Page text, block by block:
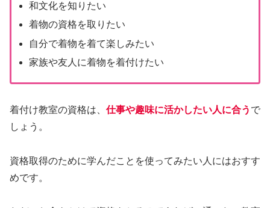
和文化を知りたい
着物の資格を取りたい
自分で着物を着て楽しみたい
家族や友人に着物を着付けたい
着付け教室の資格は、 仕事や趣味に活かしたい人に合う で
しょう。
資格取得のために学んだことを使ってみたい人にはおすす
めです。